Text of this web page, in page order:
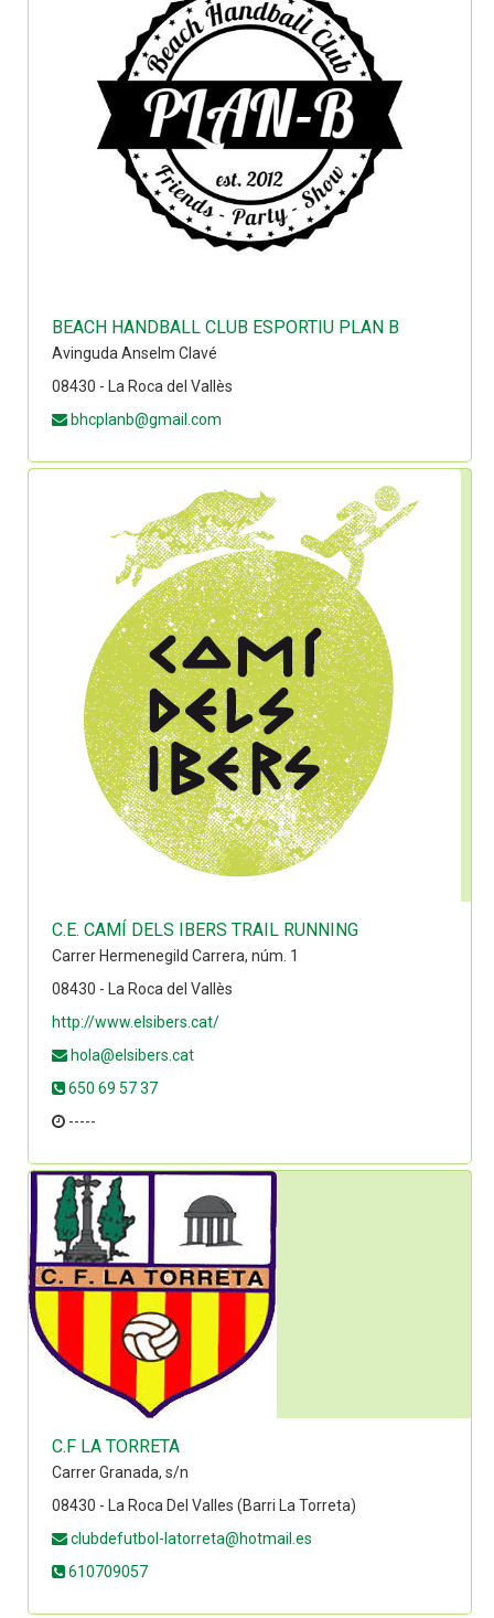
BEACH HANDBALL CLUB ESPORTIU PLAN B
Avinguda Anselm Clavé
08430 - La Roca del Vallès
bhcplanb@gmail.com
C.E. CAMÍ DELS IBERS TRAIL RUNNING
Carrer Hermenegild Carrera, núm. 1
08430 - La Roca del Vallès
http://www.elsibers.cat/
hola@elsibers.cat
650 69 57 37
-----
C.F LA TORRETA
Carrer Granada, s/n
08430 - La Roca Del Valles (Barri La Torreta)
clubdefutbol-latorreta@hotmail.es
610709057